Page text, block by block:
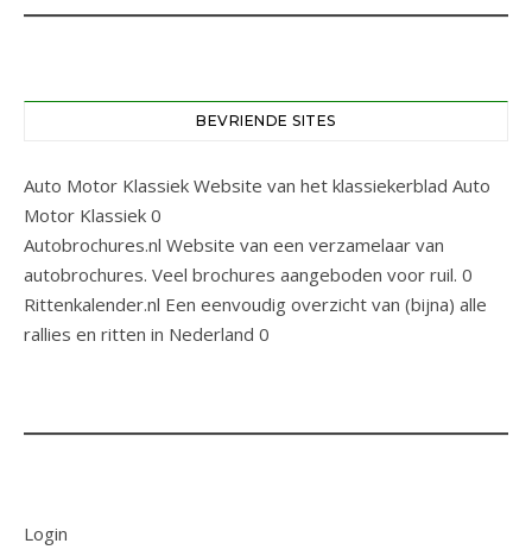
BEVRIENDE SITES
Auto Motor Klassiek Website van het klassiekerblad Auto
Motor Klassiek 0
Autobrochures.nl Website van een verzamelaar van
autobrochures. Veel brochures aangeboden voor ruil. 0
Rittenkalender.nl Een eenvoudig overzicht van (bijna) alle
rallies en ritten in Nederland 0
Login